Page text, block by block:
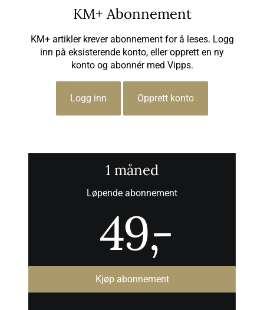
KM+ Abonnement
KM+ artikler krever abonnement for å leses. Logg
inn på eksisterende konto, eller opprett en ny
konto og abonnér med Vipps.
Logg inn Opprett konto
1 måned
Løpende abonnement
49,-
Kjøp abonnement